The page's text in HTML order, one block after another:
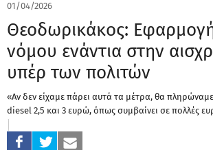
01/04/2026
Θεοδωρικάκος:
νόμου ενάντια στην
υπέρ των πολιτών
«Αν δεν είχαμε πάρει αυτά τα μέτρα, θα πληρώναμε
diesel 2,5 και 3 ευρώ, όπως συμβαίνει σε πολλές